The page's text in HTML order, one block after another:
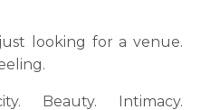
looking for a venue.
Beauty. Intimacy.